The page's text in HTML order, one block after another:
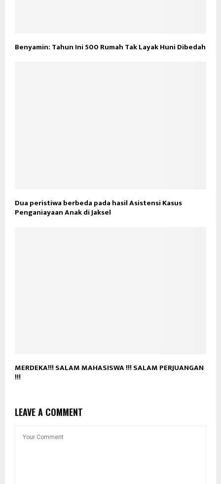
Benyamin: Tahun Ini 500 Rumah Tak Layak Huni Dibedah
Dua peristiwa berbeda pada hasil Asistensi Kasus
Penganiayaan Anak di Jaksel
MERDEKA!!! SALAM MAHASISWA !!! SALAM PERJUANGAN
!!!
LEAVE A COMMENT